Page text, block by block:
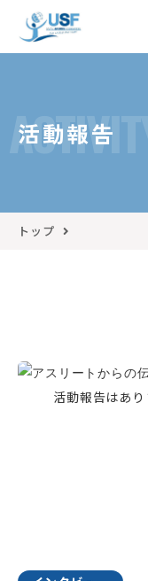
ACTIVITY
活動報告
トップ